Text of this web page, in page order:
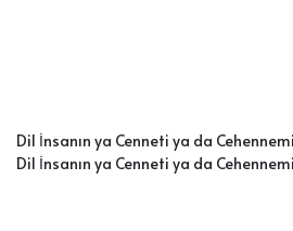
Dil İnsanın ya Cenneti ya da
Dil İnsanın ya Cenneti ya da